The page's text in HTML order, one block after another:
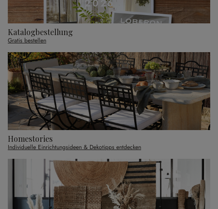
Katalogbestellung
Gratis bestellen
Homestories
Individuelle Einrichtungsideen & Dekotipps entdecken